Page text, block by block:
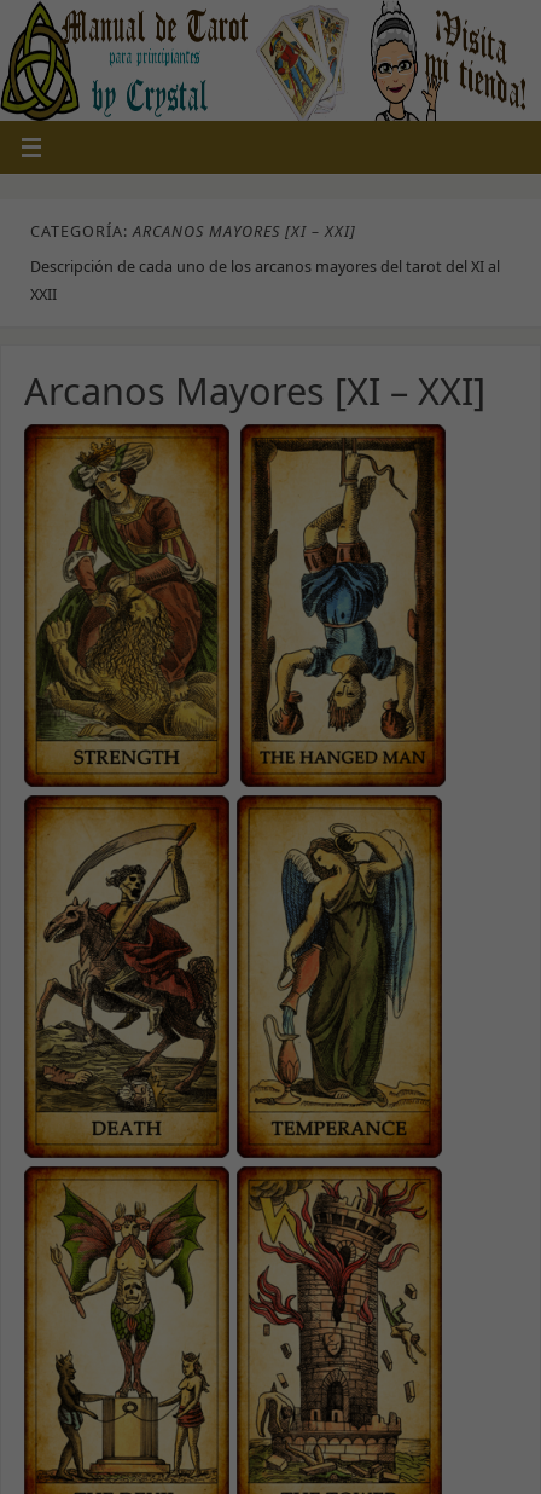
CATEGORÍA:ARCANOS MAYORES [XI – XXI]
Descripción de cada uno de los arcanos mayores del tarot del XI al
XXII
Arcanos Mayores [XI – XXI]